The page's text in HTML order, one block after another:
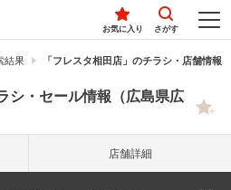
お気に入り さがす
結果 「フレスタ相田店」のチラシ・店舗情報
シ・セール情報（広島県広
店舗詳細